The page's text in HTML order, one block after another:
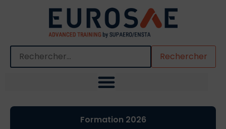
Quand les résultats de l'auto-complétion sont
Formation 2026